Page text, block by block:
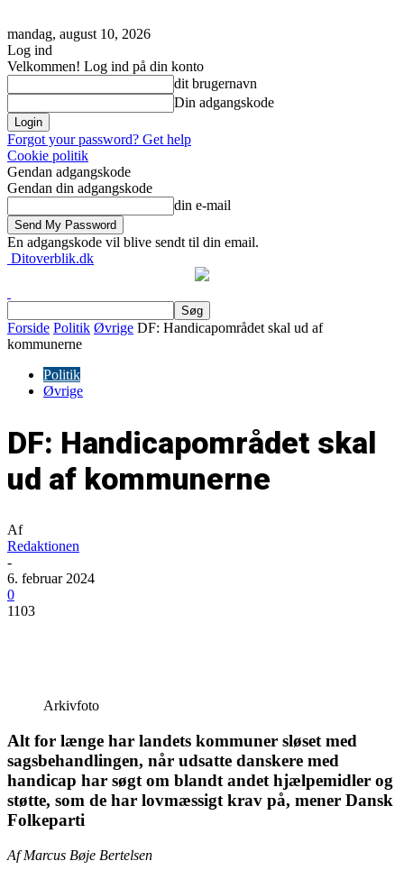
mandag, august 10, 2026
Log ind
Velkommen! Log ind på din konto
dit brugernavn
Din adgangskode
Forgot your password? Get help
Cookie politik
Gendan adgangskode
Gendan din adgangskode
din e-mail
En adgangskode vil blive sendt til din email.
Ditoverblik.dk
Forside Politik Øvrige DF: Handicapområdet skal ud af
kommunerne
Politik
Øvrige
DF: Handicapområdet skal
ud af kommunerne
Af
Redaktionen
-
6. februar 2024
0
1103
Arkivfoto
Alt for længe har landets kommuner sløset med
sagsbehandlingen, når udsatte danskere med
handicap har søgt om blandt andet hjælpemidler og
støtte, som de har lovmæssigt krav på, mener Dansk
Folkeparti
Af Marcus Bøje Bertelsen